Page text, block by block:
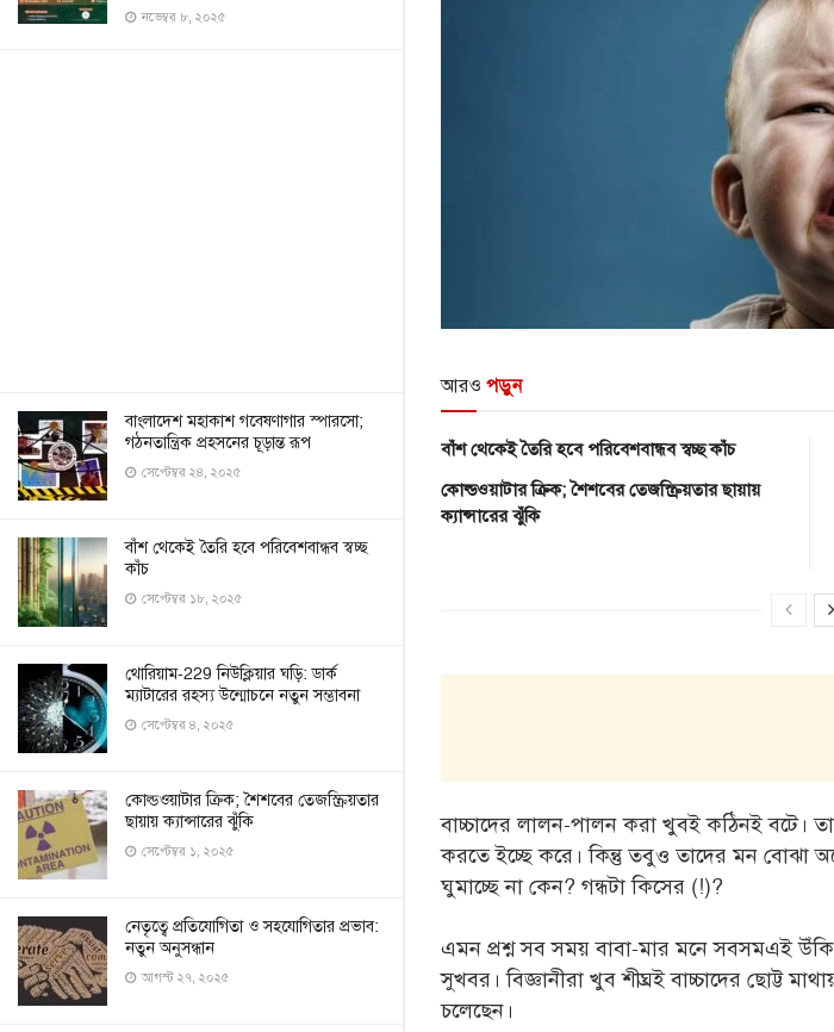
নভেম্বর ৮, ২০২৫
বাংলাদেশ মহাকাশ গবেষণাগার স্পারসো;
গঠনতান্ত্রিক প্রহসনের চূড়ান্ত রূপ
সেপ্টেম্বর ২৪, ২০২৫
বাঁশ থেকেই তৈরি হবে পরিবেশবান্ধব স্বচ্ছ
কাঁচ
সেপ্টেম্বর ১৮, ২০২৫
থোরিয়াম-229 নিউক্লিয়ার ঘড়ি: ডার্ক
ম্যাটারের রহস্য উন্মোচনে নতুন সম্ভাবনা
সেপ্টেম্বর ৪, ২০২৫
কোল্ডওয়াটার ক্রিক; শৈশবের তেজস্ক্রিয়তার
ছায়ায় ক্যান্সারের ঝুঁকি
সেপ্টেম্বর ১, ২০২৫
নেতৃত্বে প্রতিযোগিতা ও সহযোগিতার প্রভাব:
নতুন অনুসন্ধান
আগস্ট ২৭, ২০২৫
আরও পড়ুন
বাঁশ থেকেই তৈরি হবে পরিবেশবান্ধব স্বচ্ছ কাঁচ
কোল্ডওয়াটার ক্রিক; শৈশবের তেজস্ক্রিয়তার ছায়ায়
ক্যান্সারের ঝুঁকি
বাচ্চাদের লালন-পালন করা খুবই কঠিনই
করতে ইচ্ছে করে। কিন্তু তবুও তাদের মন বোঝা
ঘুমাচ্ছে না কেন? গন্ধটা কিসের (!)?
এমন প্রশ্ন সব সময় বাবা-মার মনে সবসমএই
সুখবর। বিজ্ঞানীরা খুব শীঘ্রই বাচ্চাদের ছোট্ট
চলেছেন।